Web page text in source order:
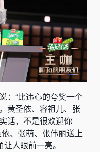
“比违心的夸奖一个
黄圣依、容祖儿、张
话，不是很欢迎你
、张萌、张伟丽送上
人眼前一亮。